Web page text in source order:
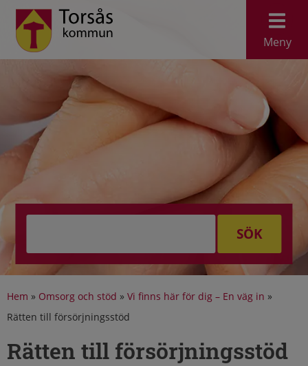
Meny
SÖK
Hem » Omsorg och stöd » Vi finns här för dig – En väg in »
Rätten till försörjningsstöd
Rätten till försörjningsstöd